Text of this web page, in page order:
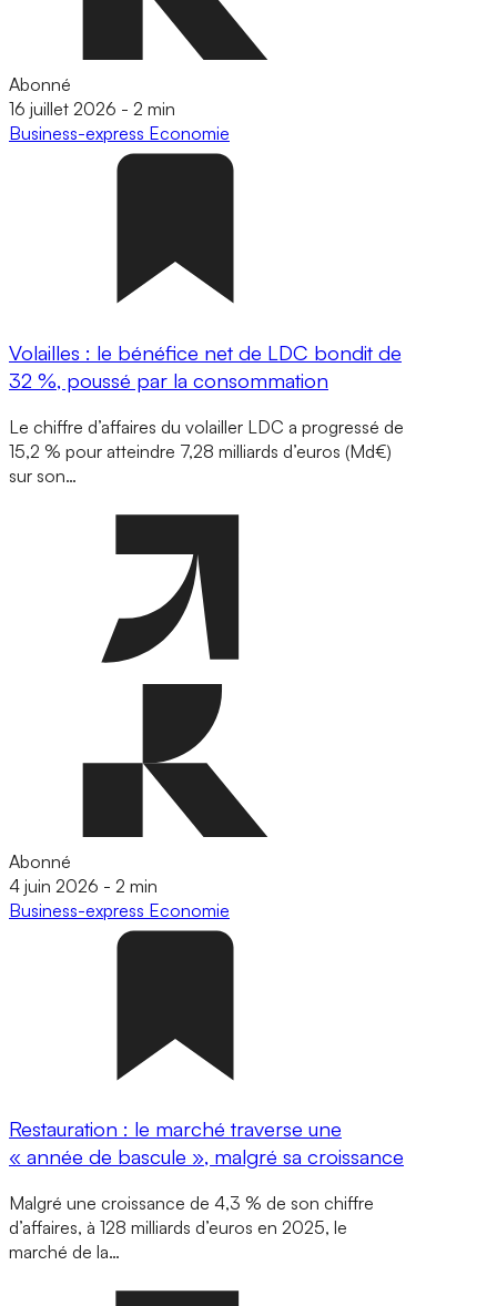
Abonné
16 juillet 2026 - 2 min
Business-express Economie
Volailles : le bénéfice net de LDC bondit de
32 %, poussé par la consommation
Le chiffre d’affaires du volailler LDC a progressé de
15,2 % pour atteindre 7,28 milliards d’euros (Md€)
sur son…
Abonné
4 juin 2026 - 2 min
Business-express Economie
Restauration : le marché traverse une
« année de bascule », malgré sa croissance
Malgré une croissance de 4,3 % de son chiffre
d’affaires, à 128 milliards d’euros en 2025, le
marché de la…